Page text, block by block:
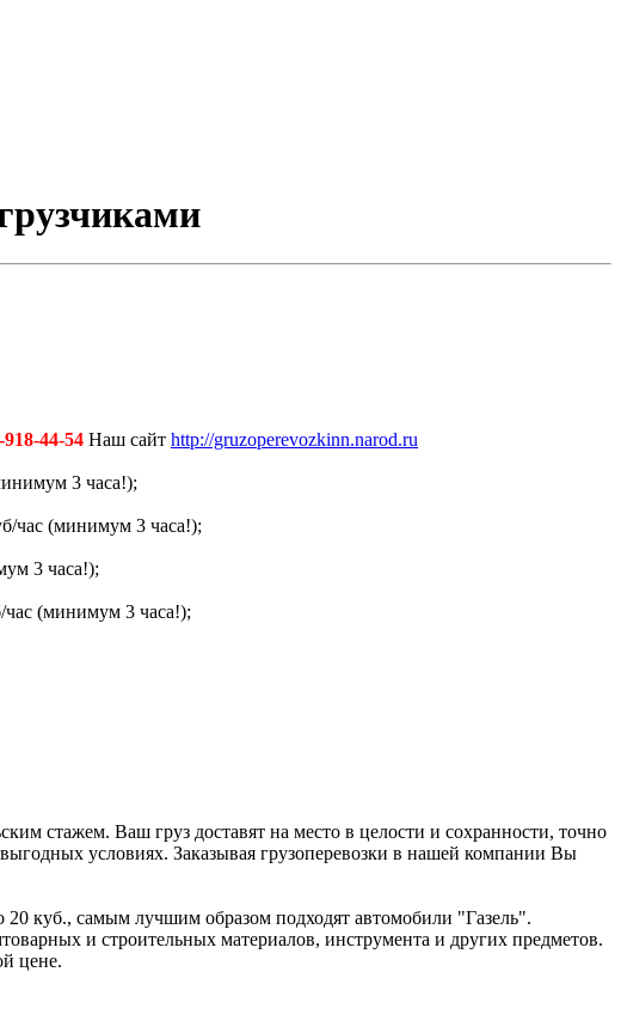
44-54 Наш сайт http://gruzoperevozkinn.narod.ru
3 часа!);
час (минимум 3 часа!);
3 часа!);
час (минимум 3 часа!);
стажем. Ваш груз доставят на место в целости и сохранности, точно
условиях. Заказывая грузоперевозки в нашей компании Вы
куб., самым лучшим образом подходят автомобили "Газель".
и строительных материалов, инструмента и других предметов.
цене.